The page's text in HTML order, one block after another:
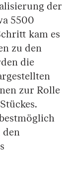
der
5500
kam es
zu den
die
zur Rolle
den